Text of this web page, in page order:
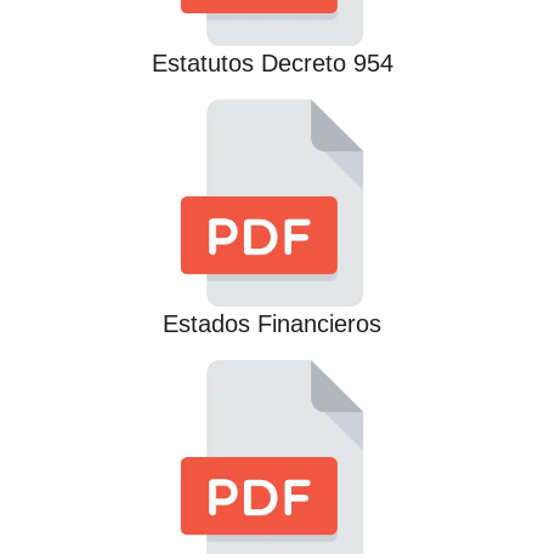
Estatutos Decreto 954
Estados Financieros